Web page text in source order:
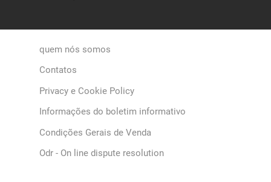
quem nós somos
Contatos
Privacy e Cookie Policy
Informações do boletim informativo
Condições Gerais de Venda
Odr - On line dispute resolution